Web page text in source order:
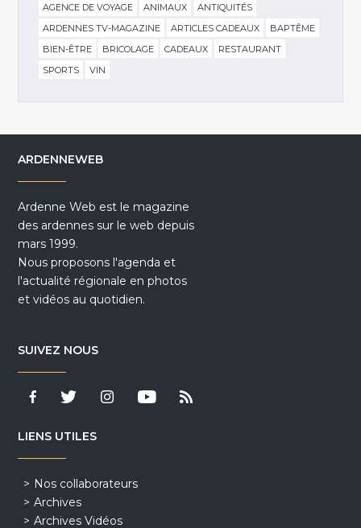
AGENCE DE VOYAGE ANIMAUX
ANTIQUITÉS
ARDENNES TV-MAGAZINE
ARTICLES CADEAUX
BAPTÊME
BIEN-ÊTRE
BRICOLAGE CADEAUX
RESTAURANT
SPORTS
VIN
ARDENNEWEB
Ardenne Web est le magazine
des ardennes sur le web depuis
mars 1999.
Nous proposons l'agenda et
l'actualité régionale en photos
et vidéos au quotidien.
SUIVEZ NOUS
LIENS UTILES
Nos collaborateurs
Archives
Archives Vidéos